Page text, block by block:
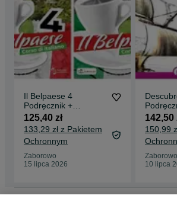
Il Belpaese 4
Podręcznik +
Ćwiczenia DRACO
125,40 zł
133,29 zł z Pakietem
Ochronnym
Zaborowo
15 lipca 2026
142,50
150,99
Zaborowo
10 lipca